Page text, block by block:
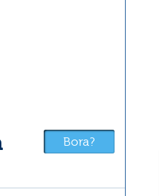
Bora?